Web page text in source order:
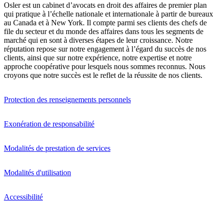
Osler est un cabinet d’avocats en droit des affaires de premier plan
qui pratique à l’échelle nationale et internationale à partir de bureaux
au Canada et à New York. Il compte parmi ses clients des chefs de
file du secteur et du monde des affaires dans tous les segments de
marché qui en sont à diverses étapes de leur croissance. Notre
réputation repose sur notre engagement à l’égard du succès de nos
clients, ainsi que sur notre expérience, notre expertise et notre
approche coopérative pour lesquels nous sommes reconnus. Nous
croyons que notre succès est le reflet de la réussite de nos clients.
Protection des renseignements personnels
Exonération de responsabilité
Modalités de prestation de services
Modalités d'utilisation
Accessibilité